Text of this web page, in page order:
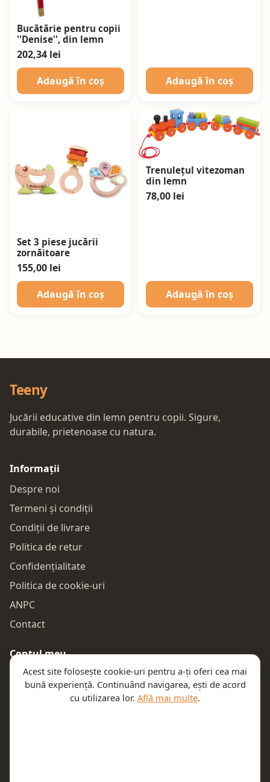
Bucătărie pentru copii
''Denise'', din lemn
202,34 lei
Adaugă în coș
Adaugă în coș
Set 3 piese jucării
zornăitoare
155,00 lei
Adaugă în coș
Trenulețul vitezoman
din lemn
78,00 lei
Adaugă în coș
Teeny
Jucării educative din lemn pentru copii. Sigure,
durabile, prietenoase cu natura.
Informații
Despre noi
Termeni și condiții
Condiții de livrare
Politica de retur
Confidențialitate
Politica de cookie-uri
ANPC
Contact
Contul meu
Autentificare
Comenzile mele
Acest site folosește cookie-uri pentru a-ți oferi cea mai
bună experiență. Continuând navigarea, ești de acord
cu utilizarea lor. Află mai multe.